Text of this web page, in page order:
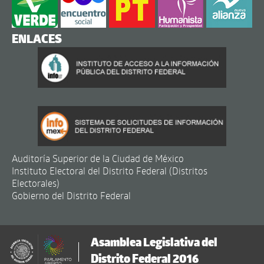
ENLACES
Auditoría Superior de la Ciudad de México
Instituto Electoral del Distrito Federal (Distritos
Electorales)
Gobierno del Distrito Federal
Asamblea Legislativa del
Distrito Federal 2016